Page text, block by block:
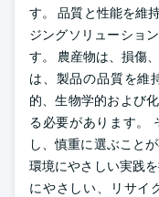
す。 品質と性能を維
ジングソリューショ
す。 農産物は、損傷
は、製品の品質を維
的、生物学的および
る必要があります。
し、慎重に選ぶこと
環境にやさしい実践
にやさしい、リサイ